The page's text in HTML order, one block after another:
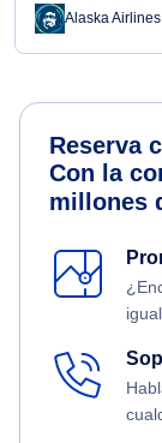
Alaska Airlines
Reserva
Con la
millones